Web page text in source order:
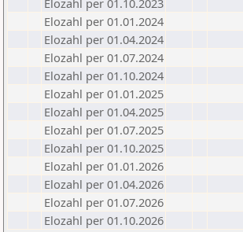
Elozahl per 01.10.2023
Elozahl per 01.01.2024
Elozahl per 01.04.2024
Elozahl per 01.07.2024
Elozahl per 01.10.2024
Elozahl per 01.01.2025
Elozahl per 01.04.2025
Elozahl per 01.07.2025
Elozahl per 01.10.2025
Elozahl per 01.01.2026
Elozahl per 01.04.2026
Elozahl per 01.07.2026
Elozahl per 01.10.2026